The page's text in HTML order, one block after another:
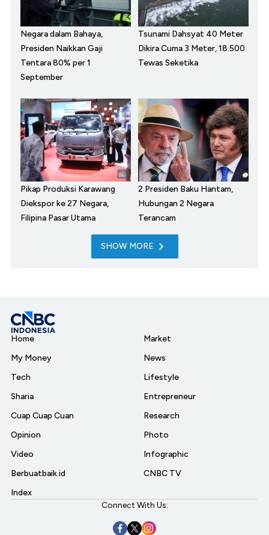
Negara dalam Bahaya,
Presiden Naikkan Gaji
Tentara 80% per 1
September
Tsunami Dahsyat 40 Meter
Dikira Cuma 3 Meter, 18.500
Tewas Seketika
Pikap Produksi Karawang
Diekspor ke 27 Negara,
Filipina Pasar Utama
2 Presiden Baku Hantam,
Hubungan 2 Negara
Terancam
SHOW MORE
Home
My Money
Tech
Sharia
Cuap Cuap Cuan
Opinion
Video
Berbuatbaik.id
Index
Market
News
Lifestyle
Entrepreneur
Research
Photo
Infographic
CNBC TV
Connect With Us: